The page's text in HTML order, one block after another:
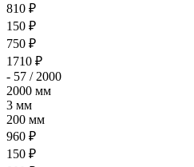
810 ₽
150 ₽
750 ₽
1710 ₽
- 57 / 2000
2000 мм
3 мм
200 мм
960 ₽
150 ₽